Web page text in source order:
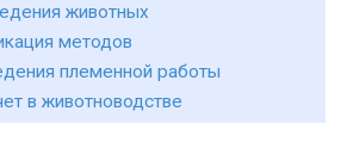
животных
методов
племенной работы
в животноводстве